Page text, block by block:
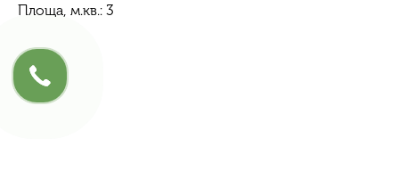
Площа, м.кв.: 3